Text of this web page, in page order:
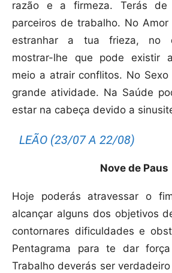
razão e a firmeza. Terás
parceiros de trabalho. No
estranhar a tua frieza, no
mostrar-lhe que pode existir
meio a atrair conflitos. No
grande atividade. Na Saúde
estar na cabeça devido a
LEÃO (23/07 A 22/08)
Nove de Paus
Hoje poderás atravessar o
alcançar alguns dos objetivos
contornares dificuldades e
Pentagrama para te dar
Trabalho deverás ser